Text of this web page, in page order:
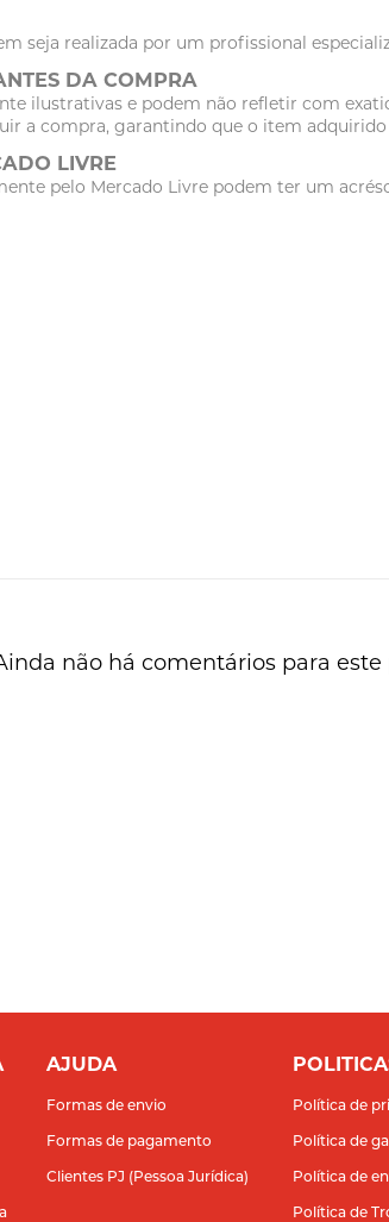
seja realizada por um profissional
DA COMPRA
ilustrativas e podem não refletir com
a compra, garantindo que o item
LIVRE
pelo Mercado Livre podem ter um
não há comentários para este
AJUDA
Formas de envio
Formas de pagamento
Clientes PJ (Pessoa Jurídica)
Política de
Política de
Política de
Política de